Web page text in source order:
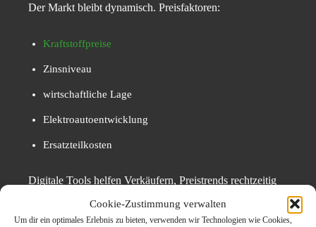
Cookie-Zustimmung verwalten
Um dir ein optimales Erlebnis zu bieten, verwenden wir Technologien wie Cookies,
Der Markt bleibt dynamisch. Preisfaktoren:
Kraftstoffpreise
Zinsniveau
wirtschaftliche Lage
Elektroautoentwicklung
Ersatzteilkosten
Digitale Tools helfen Verkäufern, Preistrends rechtzeitig